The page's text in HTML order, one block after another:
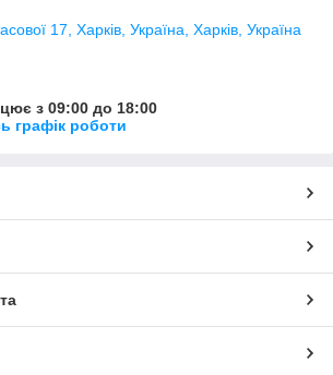
17, Харків, Україна, Харків, Україна
з 09:00 до 18:00
графік роботи